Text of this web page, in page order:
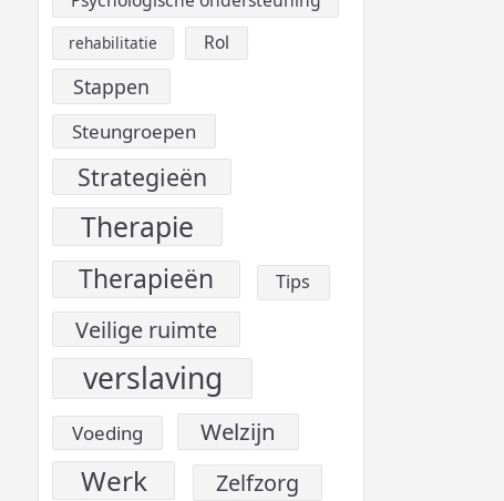
rehabilitatie Rol
Stappen
Steungroepen
Strategieën
Therapie
Therapieën Tips
Veilige ruimte
verslaving
Voeding Welzijn
Werk Zelfzorg